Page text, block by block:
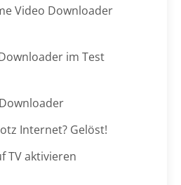
Video Downloader
im Test
Internet? Gelöst!
TV aktivieren